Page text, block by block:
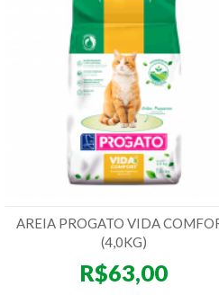
AREIA PROGATO VIDA
(4,0KG)
R$63,00